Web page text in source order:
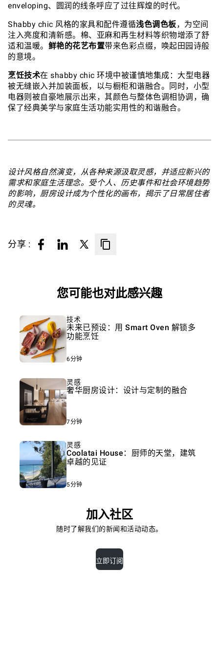
enveloping、圆润的线条呼应了过往辉煌的时代。
Shabby chic 风格的家具和配件遵循浅色调色板，为空间
注入亮度和清新感。棉、亚麻和再生材料等织物增添了舒
适和温暖。 鲜艳的花艺布置带来色彩点缀，唤起田园诗般
的意境。
烹饪技术在 shabby chic 环境中被谨慎地集成：大型电器
被无缝嵌入并加装面板，以与橱柜和谐融合。同时，小型
电器则被自豪地展示出来，其颜色与整体色调相协调，确
保了经典美学与家庭生活功能实用性的和谐融合。
设计风格自然演变，从各种来源汲取灵感，并适应新兴的
需求和家庭生活理念。受个人、历史事件和社会环境趋势
的影响，厨房设计成为个性化的画布，揭示了日常居住者
的灵魂。
分享 :
您可能也对此感兴趣
技术
未来已预设：用 Smart Oven 解锁多
功能烹饪
6分钟
灵感
奢华厨房设计：设计与定制的融合
7分钟
灵感
Coolatai House：厨师的天堂，建筑
卓越的见证
5分钟
加入社区
随时了解我们的新闻和活动动态。
立即订阅